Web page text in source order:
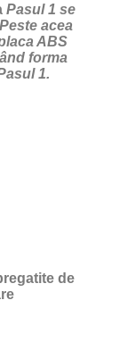
Pasul 1 se
acea
ABS
forma
1.
de